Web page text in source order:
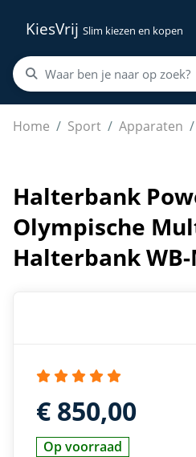
KiesVrij Slim kiezen en kopen
Home Sport Apparaten
Halterbank Powertec -
Halterbank
Olympische
Halterbank WB-
€ 850,00
Op voorraad